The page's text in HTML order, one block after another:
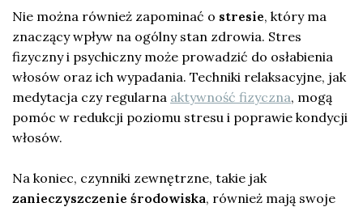
Nie można również zapominać o stresie, który ma
znaczący wpływ na ogólny stan zdrowia. Stres
fizyczny i psychiczny może prowadzić do osłabienia
włosów oraz ich wypadania. Techniki relaksacyjne, jak
medytacja czy regularna aktywność fizyczna, mogą
pomóc w redukcji poziomu stresu i poprawie kondycji
włosów.
Na koniec, czynniki zewnętrzne, takie jak
zanieczyszczenie środowiska, również mają swoje